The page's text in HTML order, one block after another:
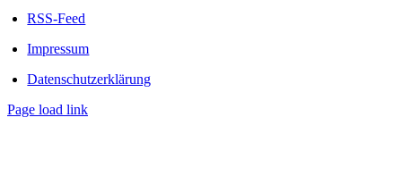
RSS-Feed
Impressum
Datenschutzerklärung
Page load link